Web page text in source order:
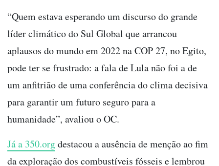
“Quem estava esperando um discurso do grande
líder climático do Sul Global que arrancou
aplausos do mundo em 2022 na COP 27, no Egito,
pode ter se frustrado: a fala de Lula não foi a de
um anfitrião de uma conferência do clima decisiva
para garantir um futuro seguro para a
humanidade”, avaliou o OC.
Já a 350.orgdestacou a ausência de menção ao fim
da exploração dos combustíveis fósseis e lembrou